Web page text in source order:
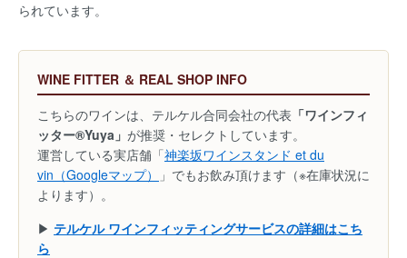
られています。
WINE FITTER ＆ REAL SHOP INFO
こちらのワインは、テルケル合同会社の代表 「ワインフィ
ッター®Yuya」 が推奨・セレクトしています。
運営している実店舗「神楽坂ワインスタンド et du
vin（Googleマップ）
」でもお飲み頂けます（※在庫状況に
よります）。
▶ テルケル ワインフィッティングサービスの詳細はこち
ら